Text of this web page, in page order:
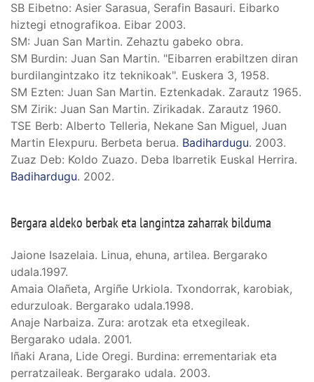
SB Eibetno: Asier Sarasua, Serafin Basauri. Eibarko
hiztegi etnografikoa. Eibar 2003.
SM: Juan San Martin. Zehaztu gabeko obra.
SM Burdin: Juan San Martin. "Eibarren erabiltzen diran
burdilangintzako itz teknikoak". Euskera 3, 1958.
SM Ezten: Juan San Martin. Eztenkadak. Zarautz 1965.
SM Zirik: Juan San Martin. Zirikadak. Zarautz 1960.
TSE Berb: Alberto Telleria, Nekane San Miguel, Juan
Martin Elexpuru. Berbeta berua. Badihardugu. 2003.
Zuaz Deb: Koldo Zuazo. Deba Ibarretik Euskal Herrira.
Badihardugu. 2002.
Bergara aldeko berbak eta langintza zaharrak bilduma
Jaione Isazelaia. Linua, ehuna, artilea. Bergarako
udala.1997.
Amaia Olañeta, Argiñe Urkiola. Txondorrak, karobiak,
edurzuloak. Bergarako udala.1998.
Anaje Narbaiza. Zura: arotzak eta etxegileak.
Bergarako udala. 2001.
Iñaki Arana, Lide Oregi. Burdina: errementariak eta
perratzaileak. Bergarako udala. 2003.